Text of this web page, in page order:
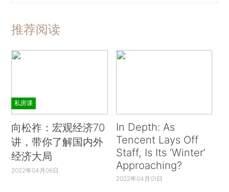
推荐阅读
私房课
向松祚：宏观经济70
讲，带你了解国内外
经济大局
2022年04月06日
In Depth: As
Tencent Lays Off
Staff, Is Its ‘Winter’
Approaching?
2022年04月01日